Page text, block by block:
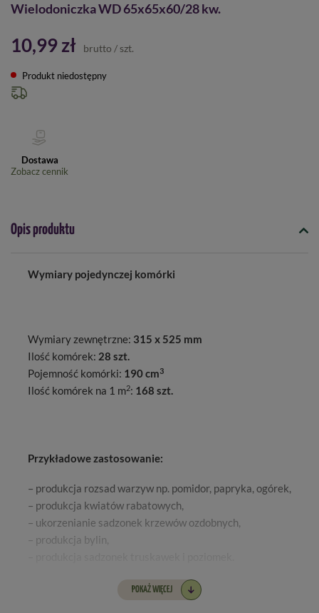
Wielodoniczka WD 65x65x60/28 kw.
10,99 zł brutto / szt.
Produkt niedostępny
Dostawa
Zobacz cennik
Opis produktu
Wymiary pojedynczej komórki
Wymiary zewnętrzne: 315 x 525 mm
Ilość komórek: 28 szt.
Pojemność komórki: 190 cm3
Ilość komórek na 1 m2: 168 szt.
Przykładowe zastosowanie:
– produkcja rozsad warzyw np. pomidor, papryka, ogórek,
– produkcja kwiatów rabatowych,
– ukorzenianie sadzonek krzewów ozdobnych,
– produkcja bylin,
POKAŻ WIĘCEJ